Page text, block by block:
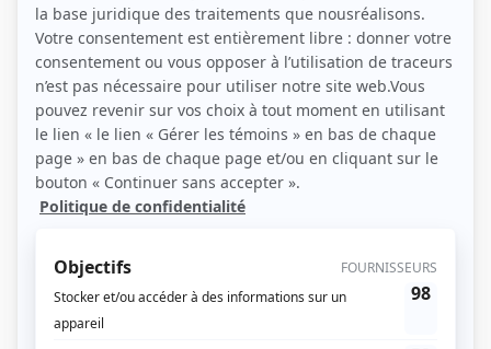
(Source: Showbizz.net / Elizabeth Lepage-Boily)
Liens
Fiche de Émile Gaudreault sur Showbizz.net
Récompenses
Séries ou téléromans
Prix Gémeaux 2000 - Meilleur texte spécial ou série humoristique - Un gars,
une fille
une fille